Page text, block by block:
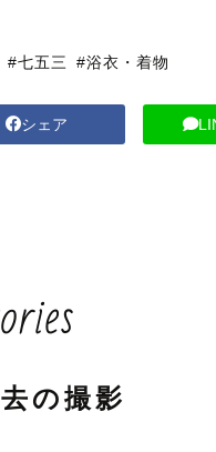
#七五三 #浴衣・着物
シェア
の撮影